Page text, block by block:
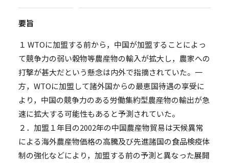
要旨
１ WTOに加盟する前から，中国が加盟することによっ
て競争力の弱い穀物等農産物の輸入が拡大し，農家への
打撃が甚大だという懸念は内外で指摘されていた。一
方，WTOに加盟して諸外国からの最恵国待遇の享受に
より，中国の競争力のある労働集約型農産物の輸出が急
速に拡大する可能性もあると予測されていた。
２．加盟１年目の2002年の中国農産物貿易は天候異常
による海外農産物価格の高騰及び先進諸国の食品検疫体
制の強化などにより，加盟する前の予測と異なった展開